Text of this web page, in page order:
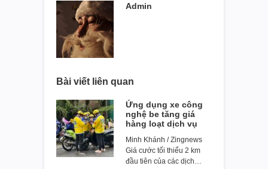
Admin
Bài viết liên quan
Ứng dụng xe công
nghệ be tăng giá
hàng loạt dịch vụ
Minh Khánh / Zingnews
Giá cước tối thiểu 2 km
đầu tiên của các dịch…